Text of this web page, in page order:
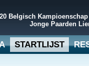
Belgisch
Jonge Paarden
STARTLIJST